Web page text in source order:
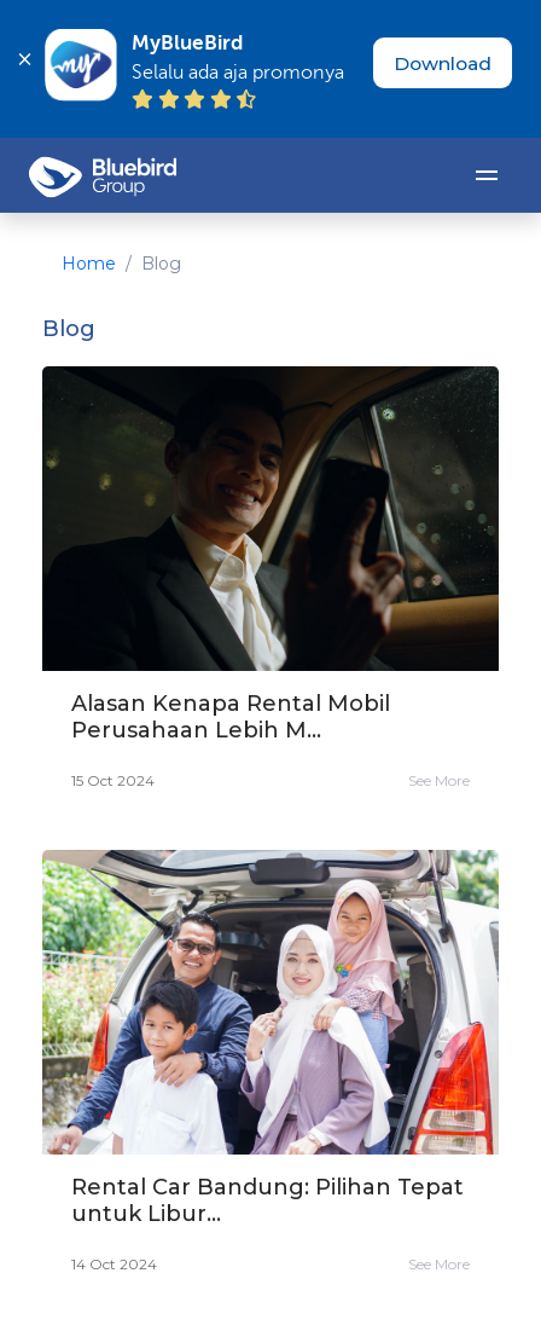
MyBlueBird
Selalu ada aja promonya Download
Home Blog
Blog
Alasan Kenapa Rental Mobil
Perusahaan Lebih M...
15 Oct 2024 See More
Rental Car Bandung: Pilihan Tepat
untuk Libur...
14 Oct 2024 See More